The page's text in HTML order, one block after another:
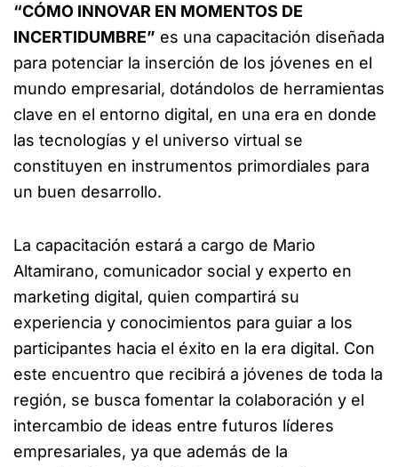
“CÓMO INNOVAR EN MOMENTOS DE
INCERTIDUMBRE” es una capacitación diseñada
para potenciar la inserción de los jóvenes en el
mundo empresarial, dotándolos de herramientas
clave en el entorno digital, en una era en donde
las tecnologías y el universo virtual se
constituyen en instrumentos primordiales para
un buen desarrollo.
La capacitación estará a cargo de Mario
Altamirano, comunicador social y experto en
marketing digital, quien compartirá su
experiencia y conocimientos para guiar a los
participantes hacia el éxito en la era digital. Con
este encuentro que recibirá a jóvenes de toda la
región, se busca fomentar la colaboración y el
intercambio de ideas entre futuros líderes
empresariales, ya que además de la